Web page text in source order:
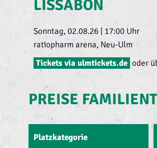
LISSABON
Sonntag, 02.08.26 | 17:00 Uhr
ratiopharm arena, Neu-Ulm
Tickets via ulmtickets.de oder
PREISE
Platzkategorie